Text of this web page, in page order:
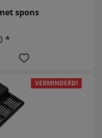
spons
*
VERMINDERD!